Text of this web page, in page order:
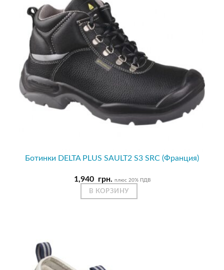
Ботинки DELTA PLUS SAULT2 S3 SRC (Франция)
1,940 грн. плюс 20% ПДВ
В КОРЗИНУ